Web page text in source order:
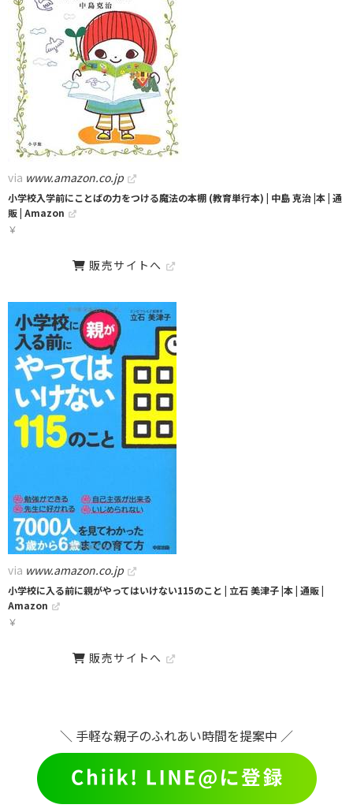
via www.amazon.co.jp
小学校入学前にことばの力をつける魔法の本棚 (教育単行本) | 中島 克治 |本 | 通
販 | Amazon
￥
販売サイトへ
via www.amazon.co.jp
小学校に入る前に親がやってはいけない115のこと | 立石 美津子 |本 | 通販 |
Amazon
￥
販売サイトへ
＼ 手軽な親子のふれあい時間を提案中 ／